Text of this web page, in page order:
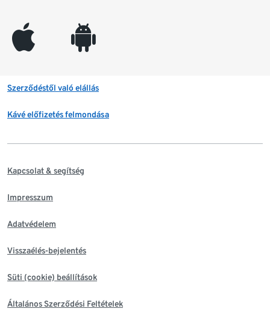
appleinc android
Szerződéstől való elállás
Kávé előfizetés felmondása
Kapcsolat & segítség
Impresszum
Adatvédelem
Visszaélés-bejelentés
Süti (cookie) beállítások
Általános Szerződési Feltételek